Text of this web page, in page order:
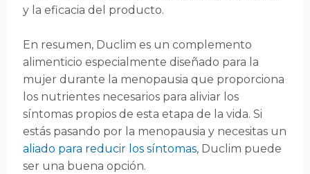
y la eficacia del producto.
En resumen, Duclim es un complemento
alimenticio especialmente diseñado para la
mujer durante la menopausia que proporciona
los nutrientes necesarios para aliviar los
síntomas propios de esta etapa de la vida. Si
estás pasando por la menopausia y necesitas un
aliado para reducir los síntomas, Duclim puede
ser una buena opción.